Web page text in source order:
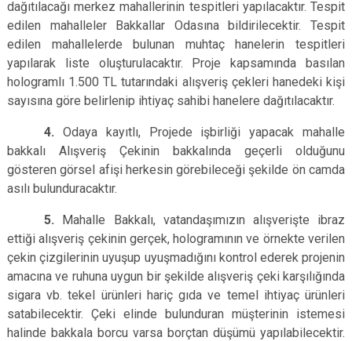
dağıtılacağı merkez mahallerinin tespitleri yapılacaktır. Tespit
edilen mahalleler Bakkallar Odasına bildirilecektir. Tespit
edilen mahallelerde bulunan muhtaç hanelerin tespitleri
yapılarak liste oluşturulacaktır. Proje kapsamında basılan
hologramlı 1.500 TL tutarındaki alışveriş çekleri hanedeki kişi
sayısına göre belirlenip ihtiyaç sahibi hanelere dağıtılacaktır.
4. Odaya kayıtlı, Projede işbirliği yapacak mahalle
bakkalı Alışveriş Çekinin bakkalında geçerli olduğunu
gösteren görsel afişi herkesin görebileceği şekilde ön camda
asılı bulunduracaktır.
5. Mahalle Bakkalı, vatandaşımızın alışverişte ibraz
ettiği alışveriş çekinin gerçek, hologramının ve örnekte verilen
çekin çizgilerinin uyuşup uyuşmadığını kontrol ederek projenin
amacına ve ruhuna uygun bir şekilde alışveriş çeki karşılığında
sigara vb. tekel ürünleri hariç gıda ve temel ihtiyaç ürünleri
satabilecektir. Çeki elinde bulunduran müşterinin istemesi
halinde bakkala borcu varsa borçtan düşümü yapılabilecektir.